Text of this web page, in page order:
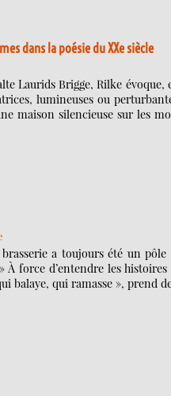
dans la poésie du XXe siècle
Laurids Brigge, Rilke
lumineuses ou
maison silencieuse sur les
a toujours été un
À force d’entendre les
balaye, qui ramasse », prend